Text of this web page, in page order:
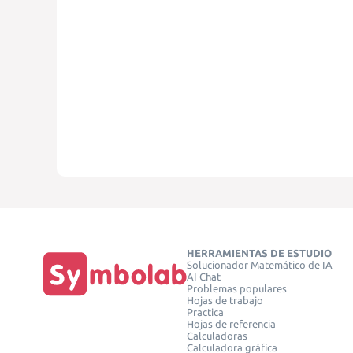
HERRAMIENTAS DE ESTUDIO
Solucionador Matemático de IA
AI Chat
Problemas populares
Hojas de trabajo
Practica
Hojas de referencia
Calculadoras
Calculadora gráfica